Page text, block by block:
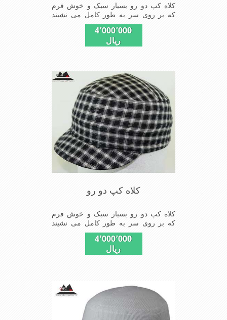
کلاه کپ دو رو بسیار سبک و خوش فرم
که بر روی سر به طور کامل می نشیند
دارای دو روی قابل استفاده از کلاه
4٬000٬000
ریال
کلاه کپ دو رو
کلاه کپ دو رو بسیار سبک و خوش فرم
که بر روی سر به طور کامل می نشیند
دارای دو روی قابل استفاده از کلاه
4٬000٬000
ریال